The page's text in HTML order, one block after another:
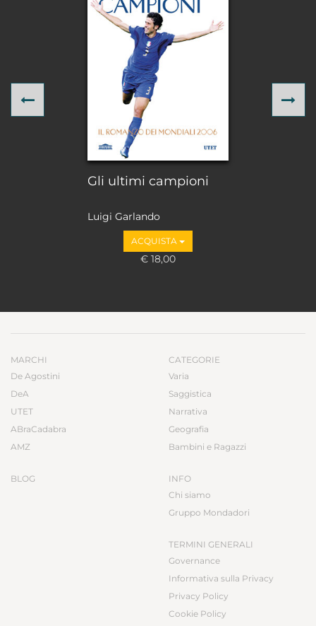
Gli ultimi campioni
Luigi Garlando
ACQUISTA
€ 18,00
Previous
MARCHI
De Agostini
DeA
UTET
ABraCadabra
AMZ
BLOG
CATEGORIE
Varia
Saggistica
Narrativa
Geografia
Bambini e Ragazzi
INFO
Chi siamo
Gruppo Mondadori
TERMINI GENERALI
Governance
Informativa sulla Privacy
Privacy Policy
Cookie Policy